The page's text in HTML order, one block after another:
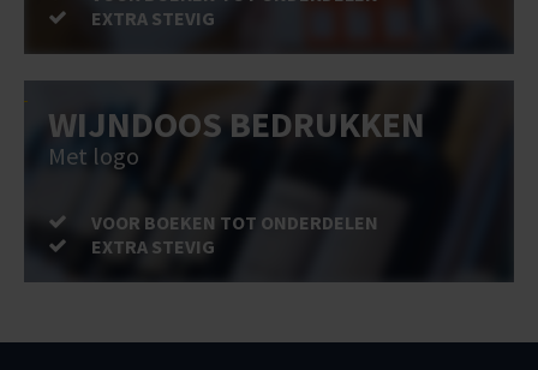
EXTRA STEVIG
WIJNDOOS BEDRUKKEN
Met logo
VOOR BOEKEN TOT ONDERDELEN
EXTRA STEVIG